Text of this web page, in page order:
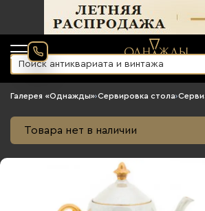
Галерея «Однажды»›Сервировка стола›
Товара нет в наличии